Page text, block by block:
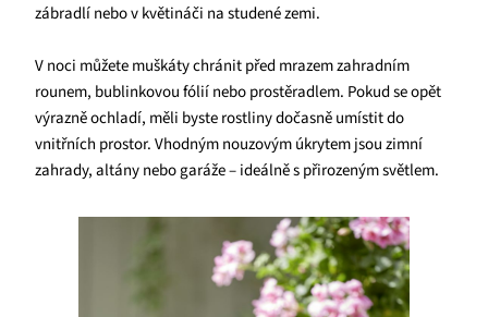
zábradlí nebo v květináči na studené zemi.
V noci můžete muškáty chránit před mrazem zahradním
rounem, bublinkovou fólií nebo prostěradlem. Pokud se opět
výrazně ochladí, měli byste rostliny dočasně umístit do
vnitřních prostor. Vhodným nouzovým úkrytem jsou zimní
zahrady, altány nebo garáže – ideálně s přirozeným světlem.